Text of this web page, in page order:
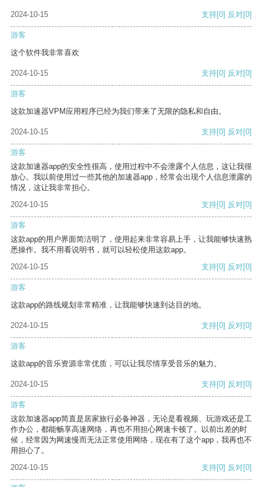
2024-10-15 支持[0] 反对[0]
游客
这个软件我非常喜欢
2024-10-15 支持[0] 反对[0]
游客
这款加速器VPM应用程序已经为我们带来了无限的隐私和自由。
2024-10-15 支持[0] 反对[0]
游客
这款加速器app的安全性很高，使用过程中不会泄露个人信息，这让我很
放心。我以前使用过一些其他的加速器app，经常会出现个人信息泄露的
情况，这让我非常担心。
2024-10-15
支持[0] 反对[0]
游客
这款app的用户界面简洁明了，使用起来非常容易上手，让我能够快速熟
悉操作。我不用看说明书，就可以轻松使用这款app。
2024-10-15
支持[0] 反对[0]
游客
这款app的路线规划非常精准，让我能够快速到达目的地。
2024-10-15 支持[0] 反对[0]
游客
这款app的音乐资源非常优质，可以让我尽情享受音乐的魅力。
2024-10-15 支持[0] 反对[0]
游客
这款加速器app简直是居家旅行必备神器，无论是看视频、玩游戏还是工
作办公，都能畅享高速网络，再也不用担心网速卡顿了。以前出差的时
候，经常因为网速慢而无法正常使用网络，现在有了这个app，我再也不
用担心了。
2024-10-15
支持[0] 反对[0]